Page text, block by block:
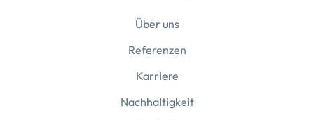
Über uns
Referenzen
Karriere
Nachhaltigkeit